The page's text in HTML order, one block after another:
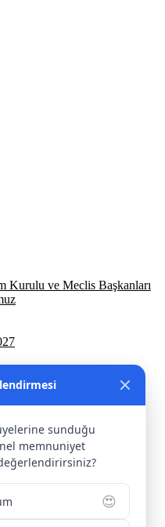
sunduğu
memnuniyet
😍
Kurulu ve Meclis Başkanları